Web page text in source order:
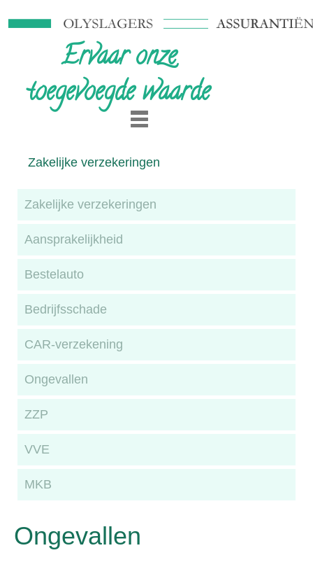
Ervaar onze
toegevoegde waarde
Zakelijke verzekeringen
Zakelijke verzekeringen
Aansprakelijkheid
Bestelauto
Bedrijfsschade
CAR-verzekening
Ongevallen
ZZP
VVE
MKB
Ongevallen